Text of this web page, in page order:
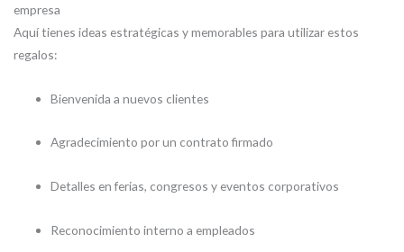
empresa
Aquí tienes ideas estratégicas y memorables para utilizar estos
regalos:
Bienvenida a nuevos clientes
Agradecimiento por un contrato firmado
Detalles en ferias, congresos y eventos corporativos
Reconocimiento interno a empleados